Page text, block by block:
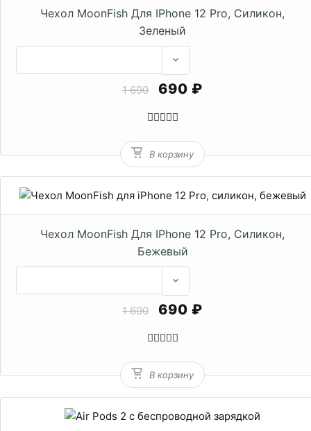
Чехол MoonFish Для IPhone 12 Pro, Силикон,
Зеленый
1 690 690 ₽
В корзину
Чехол MoonFish Для IPhone 12 Pro, Силикон,
Бежевый
1 690 690 ₽
В корзину